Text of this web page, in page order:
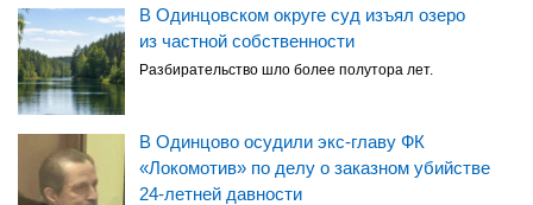
В Одинцовском округе суд изъял озеро
из частной собственности
Разбирательство шло более полутора лет.
В Одинцово осудили экс-главу ФК
«Локомотив» по делу о заказном убийстве
24-летней давности